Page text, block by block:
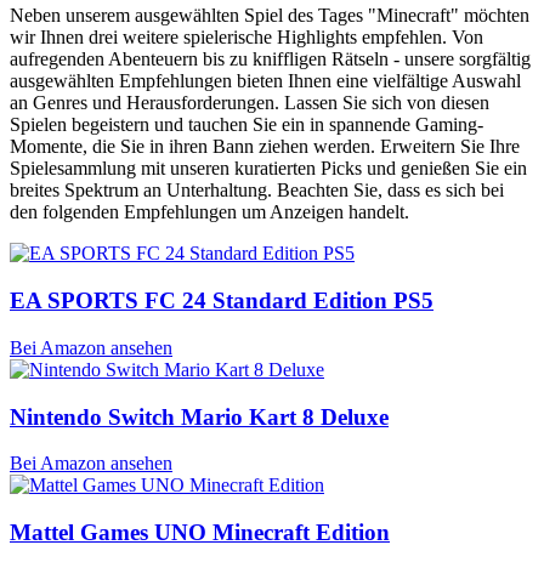
Neben unserem ausgewählten Spiel des Tages "Minecraft" möchten
wir Ihnen drei weitere spielerische Highlights empfehlen. Von
aufregenden Abenteuern bis zu kniffligen Rätseln - unsere sorgfältig
ausgewählten Empfehlungen bieten Ihnen eine vielfältige Auswahl
an Genres und Herausforderungen. Lassen Sie sich von diesen
Spielen begeistern und tauchen Sie ein in spannende Gaming-
Momente, die Sie in ihren Bann ziehen werden. Erweitern Sie Ihre
Spielesammlung mit unseren kuratierten Picks und genießen Sie ein
breites Spektrum an Unterhaltung. Beachten Sie, dass es sich bei
den folgenden Empfehlungen um Anzeigen handelt.
EA SPORTS FC 24 Standard Edition PS5
Bei Amazon ansehen
Nintendo Switch Mario Kart 8 Deluxe
Bei Amazon ansehen
Mattel Games UNO Minecraft Edition